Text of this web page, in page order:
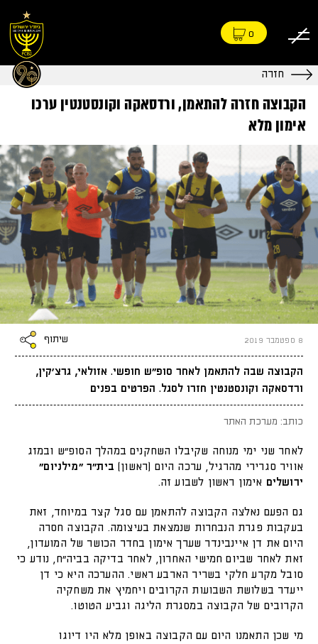
0
חזרה
הקבוצה חזרה להתאמן, ורדסאקה וקונסטנטין ערכו
אימון מלא
8 ספטמבר 2019 שיתוף
הקבוצה שבה להתאמן לאחר סופ״ש חופשי. אזולאי, גרצ׳קין,
ורדסאקה וקונסטנטין חזרו לסגל. הפרטים בפנים
כותב: מערכת האתר
לאחר שני ימי מנוחה שקיבלו השחקנים במהלך הסופ״ש ובמזג
אוויר סגרירי מהרגיל, ערכה היום (ראשון) בית״ר ״מילניום״
ירושלים אימון ראשון לשבוע זה.
גם הפעם נאלצה הקבוצה להתאמן עם סגל קצר במיוחד, זאת
בעקבות פגרת הנבחרות שנמצאת בעיצומה. הקבוצה חסרה
היום את דן איינבינדר שערך אימון בחדר הכושר של המועדון,
זאת לאחר שביום חמישי האחרון,לאחר בדיקה בביה״ח, נודע כי
סובל מקרע חלקי בשריר הארבע ראשי. ההערכה היא כי דן
ייעדר בשלושת השבועות הקרובים ויחמיץ את משחקיה
הקרובים של הקבוצה במסגרת הליגה וגביע הטוטו.
מי שכן התאמנו היום עם הקבוצה באופן מלא היו דיוגו